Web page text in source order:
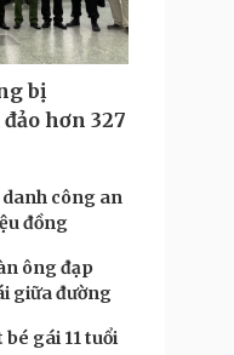
bị
hơn 327
công an
đồng
ông đạp
giữa đường
gái 11 tuổi